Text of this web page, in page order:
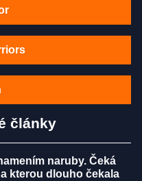
články
naruby. Čeká
kterou dlouho čekala